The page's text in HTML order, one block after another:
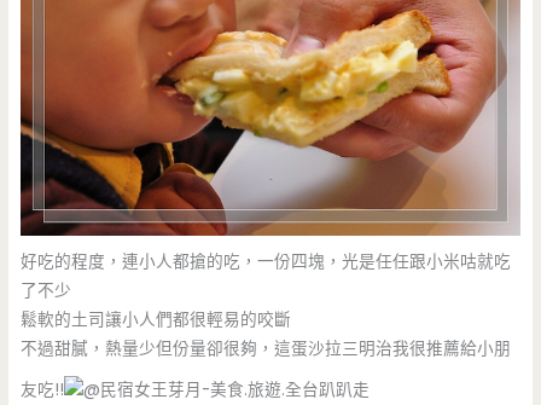
好吃的程度，連小人都搶的吃，一份四塊，光是任任跟小米咕就吃
了不少
鬆軟的土司讓小人們都很輕易的咬斷
不過甜膩，熱量少但份量卻很夠，這蛋沙拉三明治我很推薦給小朋
友吃!!